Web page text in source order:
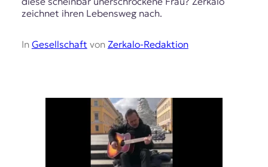
zeichnet ihren Lebensweg nach.
In Gesellschaft von Zerkalo-Redaktion